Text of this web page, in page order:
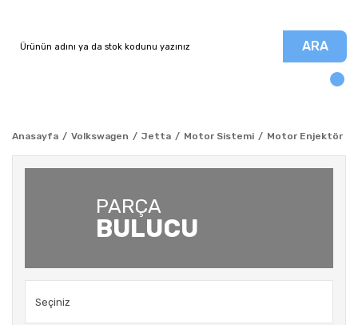
ARA
Anasayfa Volkswagen Jetta Motor Sistemi Motor Enjektör
PARÇA
BULUCU